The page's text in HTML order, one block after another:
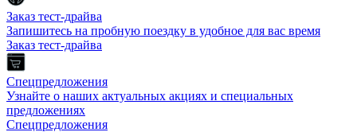
Заказ тест-драйва
Запишитесь на пробную поездку в удобное для вас время
Заказ тест-драйва
Спецпредложения
Узнайте о наших актуальных акциях и специальных
предложениях
Спецпредложения